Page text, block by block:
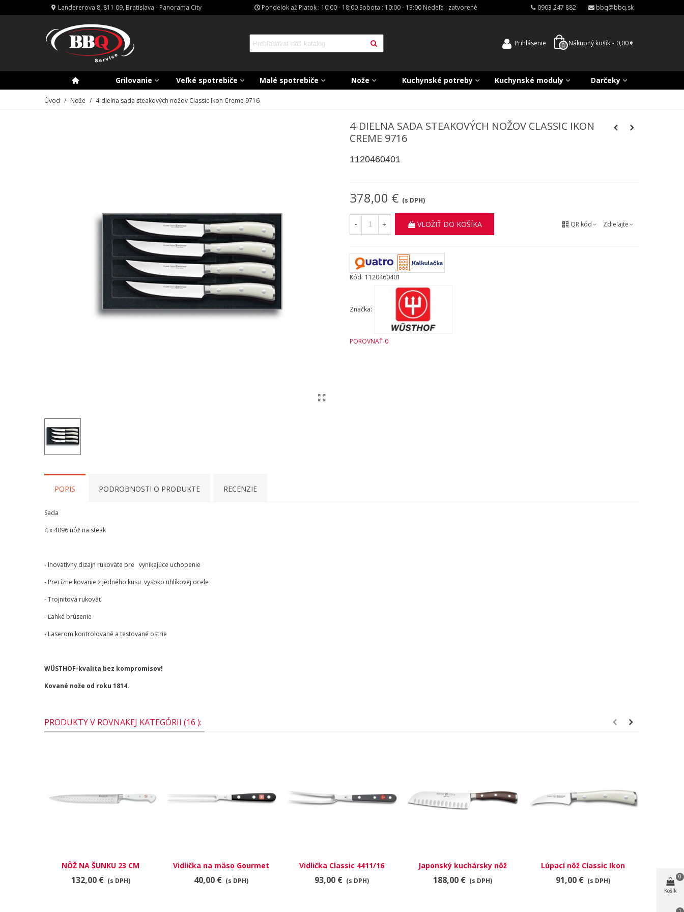
Landererova 8, 811 09, Bratislava - Panorama City Pondelok až Piatok : 10:00 - 18:00 Sobota : 10:00 - 13:00 Nedeľa : zatvorené 0903 247 882 bbq@bbq.sk
Prihlásenie 0 Nákupný košík - 0,00 €
Grilovanie Veľké spotrebiče Malé spotrebiče Nože Kuchynské potreby Kuchynské moduly Darčeky
Úvod / Nože / 4-dielna sada steakových nožov Classic Ikon Creme 9716
4-DIELNA SADA STEAKOVÝCH NOŽOV CLASSIC IKON
CREME 9716
1120460401
378,00 € (s DPH)
- + VLOŽIŤ DO KOŠÍKA QR kód Zdieľajte
Kód: 1120460401
Značka:
POROVNAŤ 0
POPIS PODROBNOSTI O PRODUKTE RECENZIE
Sada
4 x 4096 nôž na steak
- Inovatívny dizajn rukoväte pre vynikajúce uchopenie
- Precízne kovanie z jedného kusu vysoko uhlíkovej ocele
- Trojnitová rukoväť
- Ľahké brúsenie
- Laserom kontrolované a testované ostrie
WÜSTHOF-kvalita bez kompromisov!
Kované nože od roku 1814.
PRODUKTY V ROVNAKEJ KATEGÓRII (16 ):
NÔŽ NA ŠUNKU 23 CM
WÜSTHOF CLASSIC WHITE
132,00 € (s DPH)
Vidlička na mäso Gourmet
4400/14
40,00 € (s DPH)
Vidlička Classic 4411/16
93,00 € (s DPH)
Japonský kuchársky nôž
IKON 4976 - 17 cm
188,00 € (s DPH)
Lúpací nôž Classic Ikon
Creme 4020-0
91,00 € (s DPH)
Košík
0